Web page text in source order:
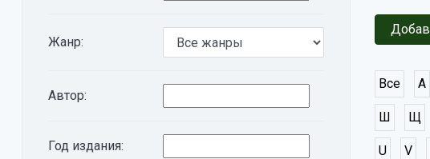
Жанр:
Автор:
Год издания:
Все А
Ш Щ
U V